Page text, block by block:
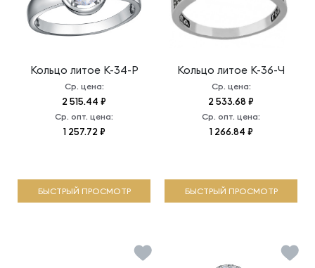
Кольцо литое К-34-Р
Ср. цена:
2 515.44 ₽
Ср. опт. цена:
1 257.72 ₽
БЫСТРЫЙ ПРОСМОТР
Кольцо литое К-36-Ч
Ср. цена:
2 533.68 ₽
Ср. опт. цена:
1 266.84 ₽
БЫСТРЫЙ ПРОСМОТР